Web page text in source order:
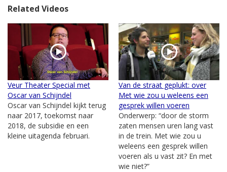
Related Videos
Veur Theater Special met
Oscar van Schijndel
Oscar van Schijndel kijkt terug
naar 2017, toekomst naar
2018, de subsidie en een
kleine uitagenda februari.
Van de straat geplukt: over
Met wie zou u weleens een
gesprek willen voeren
Onderwerp: “door de storm
zaten mensen uren lang vast
in de trein. Met wie zou u
weleens een gesprek willen
voeren als u vast zit? En met
wie niet?”